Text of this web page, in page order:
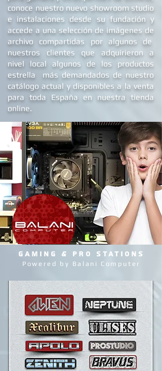
GAMING & PRO STATIONS
Powered by Balani Computer
conoce nuestro nuevo showroom studio
e instalaciones desde su fundación y
accede a una selección de imágenes de
archivo compartidas por algunos de
nuestros clientes que adquirieron a
nivel local algunos de los productos
estrella más demandados de nuestro
catálogo actual y disponibles a la venta
para toda España en nuestra tienda
online.